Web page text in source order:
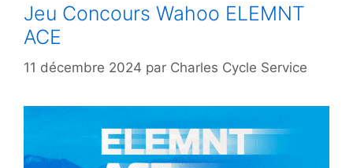
Jeu Concours Wahoo ELEMNT
ACE
11 décembre 2024 par Charles Cycle Service